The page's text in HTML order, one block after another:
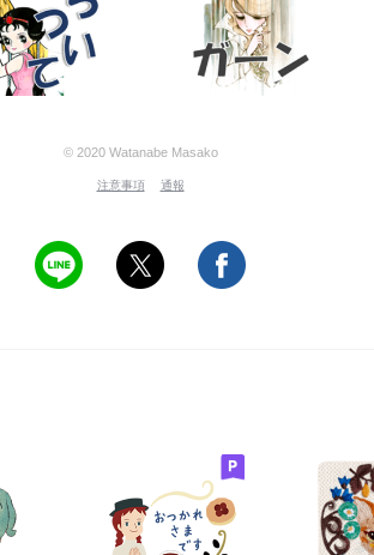
© 2020 Watanabe Masako
注意事項 通報